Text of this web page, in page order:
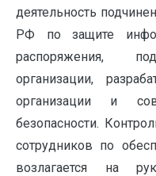
деятельность
РФ по защите
распоряжения,
организации,
организации и
безопасности.
сотрудников по
возлагается на